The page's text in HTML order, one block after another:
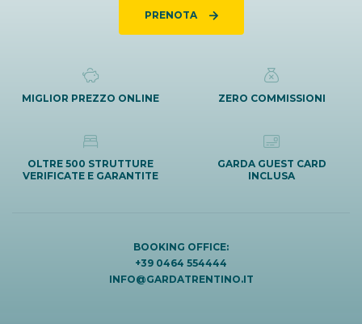
PRENOTA
MIGLIOR PREZZO ONLINE ZERO COMMISSIONI
OLTRE 500 STRUTTURE
VERIFICATE E GARANTITE
GARDA GUEST CARD
INCLUSA
BOOKING OFFICE:
+39 0464 554444
INFO@GARDATRENTINO.IT